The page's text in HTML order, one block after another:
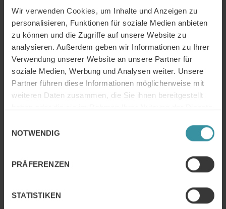
Wir verwenden Cookies, um Inhalte und Anzeigen zu
personalisieren, Funktionen für soziale Medien anbieten
zu können und die Zugriffe auf unsere Website zu
analysieren. Außerdem geben wir Informationen zu Ihrer
Verwendung unserer Website an unsere Partner für
soziale Medien, Werbung und Analysen weiter. Unsere
Partner führen diese Informationen möglicherweise mit
weiteren Daten zusammen, die Sie ihnen bereitgestellt
NOTWENDIG
PRÄFERENZEN
STATISTIKEN
ABONNIEREN SIE DEN PODCAST HIER AUF SPOTIFY
LinkedIn
Ihr wollt die Diskussion zu Kompetenzen und
Excellence? Kontaktiert einfach Matthias Huckemann:
Matthias Huckemann | LinkedIn
Ihre Informationsquelle zu aktuellen Themen im Vertrieb:
Euch hat die Episode gefallen? Dann gebt uns doch bitte
eine 5-Sterne Bewertung und abonniert den Vertriebs-